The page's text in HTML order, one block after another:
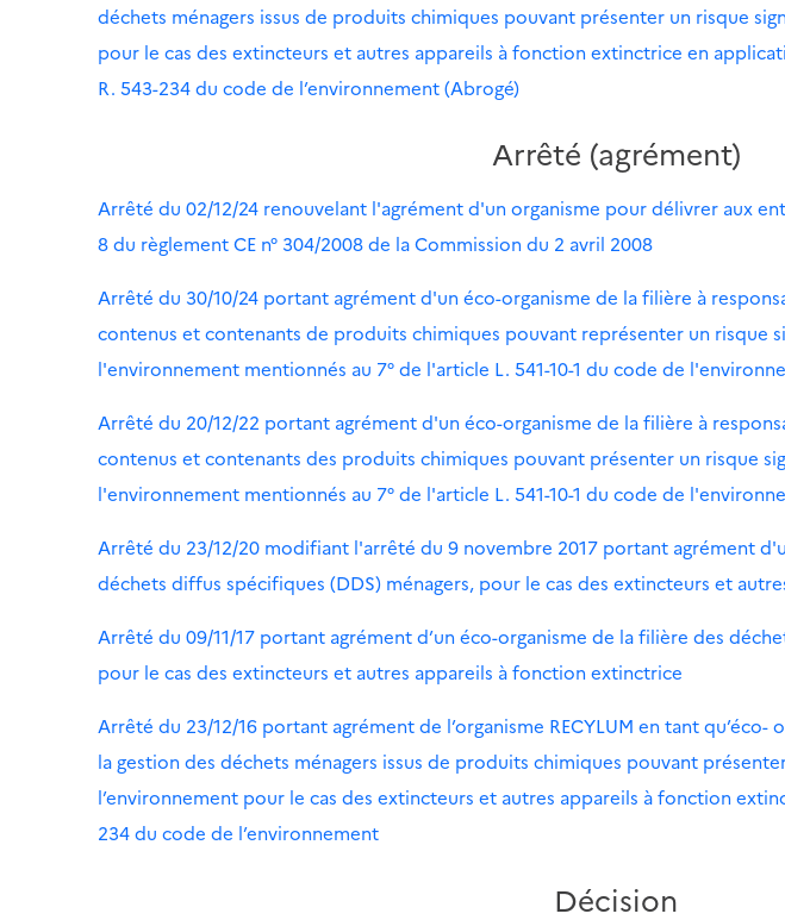
déchets ménagers issus de produits chimiques pouvant présenter un risque
pour le cas des extincteurs et autres appareils à fonction extinctrice en
R. 543-234 du code de l’environnement (Abrogé)
Arrêté (agrément)
Arrêté du 02/12/24 renouvelant l'agrément d'un organisme pour délivrer aux
8 du règlement CE n° 304/2008 de la Commission du 2 avril 2008
Arrêté du 30/10/24 portant agrément d'un éco-organisme de la filière à
contenus et contenants de produits chimiques pouvant représenter un risque
l'environnement mentionnés au 7° de l'article L. 541-10-1 du code de
Arrêté du 20/12/22 portant agrément d'un éco-organisme de la filière à
contenus et contenants des produits chimiques pouvant présenter un risque
l'environnement mentionnés au 7° de l'article L. 541-10-1 du code de
Arrêté du 23/12/20 modifiant l'arrêté du 9 novembre 2017 portant agrément
déchets diffus spécifiques (DDS) ménagers, pour le cas des extincteurs et
Arrêté du 09/11/17 portant agrément d’un éco-organisme de la filière des
pour le cas des extincteurs et autres appareils à fonction extinctrice
Arrêté du 23/12/16 portant agrément de l’organisme RECYLUM en tant
la gestion des déchets ménagers issus de produits chimiques pouvant
l’environnement pour le cas des extincteurs et autres appareils à fonction
234 du code de l’environnement
Décision